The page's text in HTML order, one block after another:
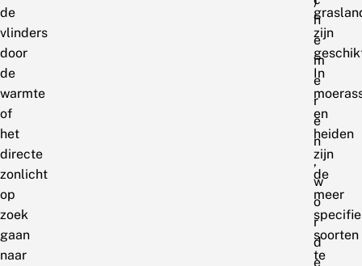
de
vlinders
door
de
warmte
of
het
directe
zonlicht
op
zoek
gaan
naar
h
e
m
e
r
e
n
,
w
o
r
d
e
zijn
In
en
heiden
zijn
de
meer
soorten
te